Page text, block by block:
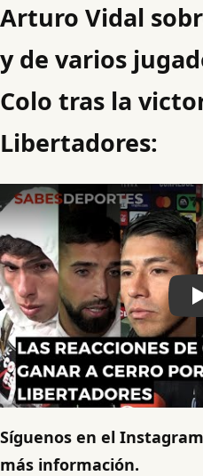
Arturo Vidal
y de varios
Colo tras la
Libertadores:
Play
Síguenos en el
más información.